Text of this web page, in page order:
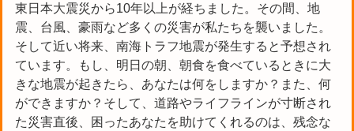
東日本大震災から10年以上が経ちました。その間、地
震、台風、豪雨など多くの災害が私たちを襲いました。
そして近い将来、南海トラフ地震が発生すると予想され
ています。もし、明日の朝、朝食を食べているときに大
きな地震が起きたら、あなたは何をしますか？また、何
ができますか？そして、道路やライフラインが寸断され
た災害直後、困ったあなたを助けてくれるのは、残念な